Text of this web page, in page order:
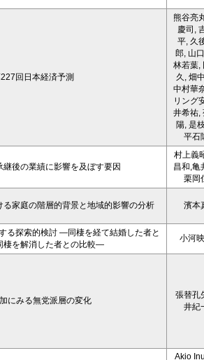
回日本経済予測
熊谷亮
慶司,
平, 久
郎, 山
林若葉,
久, 畑
中村華
リング
井希祐,
陽, 是
平石
継後の業績に影響を及ぼす要因
村上義
昌和,亀
栗岡
る家庭の階層的背景と地域的影響の分析 濱本
る探索的検討 ―同棲を経て結婚した者と
棲を解消した者との比較―
小河
にみる無党派層の変化
張替孔
井紀
Akio